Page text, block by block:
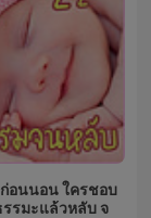
อนนอน ใครชอบ
รมะแล้วหลับ จ